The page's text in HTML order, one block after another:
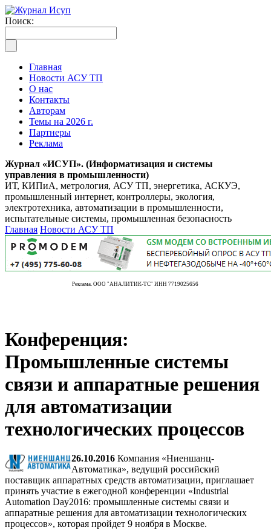
Поиск:
Главная
Новости АСУ ТП
О нас
Контакты
Авторам
Темы на 2026 г.
Партнеры
Реклама
Журнал «ИСУП». (Информатизация и системы
управления в промышленности)
ИТ, КИПиА, метрология, АСУ ТП, энергетика, АСКУЭ,
промышленный интернет, контроллеры, экология,
электротехника, автоматизации в промышленности,
испытательные системы, промышленная безопасность
Главная Новости АСУ ТП
Реклама. ООО "АНАЛИТИК-ТС" ИНН 7719025656
Конференция:
Промышленные системы
связи и аппаратные решения
для автоматизации
технологических процессов
26.10.2016 Компания «Ниеншанц-
Автоматика», ведущий российский
поставщик аппаратных средств автоматизации, приглашает
принять участие в ежегодной конференции «Industrial
Automation Day2016: промышленные системы связи и
аппаратные решения для автоматизации технологических
процессов», которая пройдет 9 ноября в Москве.